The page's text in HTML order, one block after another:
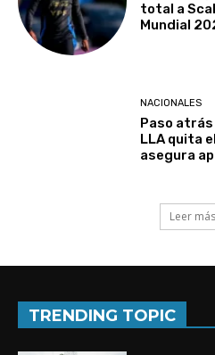
total a
Mundial
NACIONALES
Paso
LLA quita
asegura
Leer más
TRENDING TOPIC